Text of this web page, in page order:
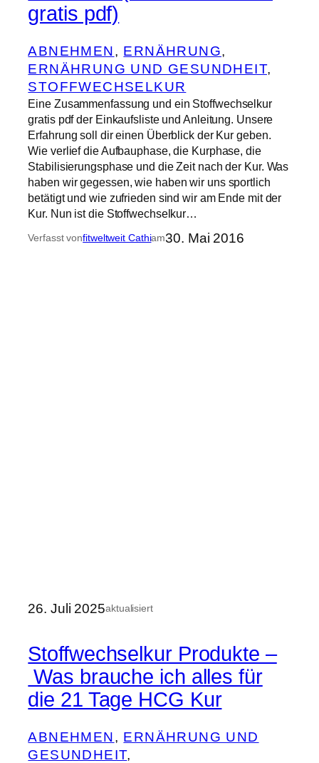
gratis pdf)
ABNEHMEN, ERNÄHRUNG
ERNÄHRUNG UND GESUNDHEIT
STOFFWECHSELKUR
Eine Zusammenfassung und ein Stoffwechselkur
gratis pdf der Einkaufsliste und Anleitung. Unsere
Erfahrung soll dir einen Überblick der Kur geben.
Wie verlief die Aufbauphase, die Kurphase, die
Stabilisierungsphase und die Zeit nach der Kur. Was
haben wir gegessen, wie haben wir uns sportlich
betätigt und wie zufrieden sind wir am Ende mit der
Kur. Nun ist die Stoffwechselkur…
Verfasst vonfitweltweit Cathiam30. Mai 2016
26. Juli 2025aktualisiert
Stoffwechselkur Produkte –
Was brauche ich alles für
die 21 Tage HCG Kur
ABNEHMEN, ERNÄHRUNG UND
GESUNDHEIT